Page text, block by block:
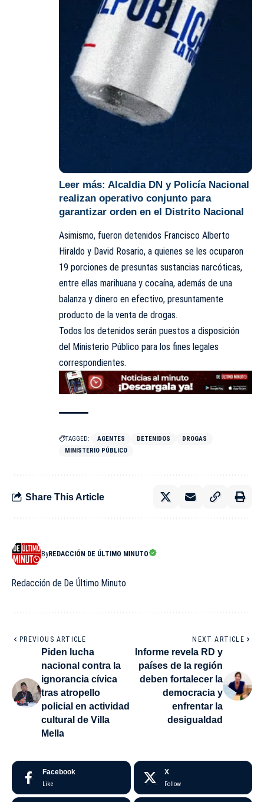
Leer más: Alcaldia DN y Policía Nacional
realizan operativo conjunto para
garantizar orden en el Distrito Nacional
Asimismo, fueron detenidos Francisco Alberto
Hiraldo y David Rosario, a quienes se les ocuparon
19 porciones de presuntas sustancias narcóticas,
entre ellas marihuana y cocaína, además de una
balanza y dinero en efectivo, presuntamente
producto de la venta de drogas.
Todos los detenidos serán puestos a disposición
del Ministerio Público para los fines legales
correspondientes.
TAGGED: AGENTES DETENIDOS
DROGAS
MINISTERIO PÚBLICO
Share This Article
ByREDACCIÓN DE ÚLTIMO MINUTO
Redacción de De Último Minuto
PREVIOUS ARTICLE
Piden lucha
nacional contra la
ignorancia cívica
tras atropello
policial en actividad
cultural de Villa
Mella
NEXT ARTICLE
Informe revela RD y
países de la región
deben fortalecer la
democracia y
enfrentar la
desigualdad
Facebook
Like
X
Follow